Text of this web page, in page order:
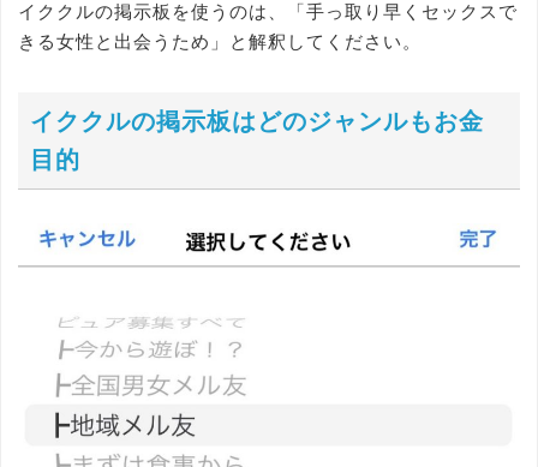
イククルの掲示板を使うのは、「手っ取り早くセックスで
きる女性と出会うため」と解釈してください。
イククルの掲示板はどのジャンルもお金
目的